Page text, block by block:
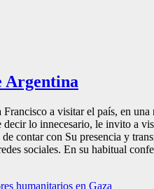
Argentina
a visitar el país, en
lo innecesario, le invito a
contar con Su presencia y
sociales. En su habitual